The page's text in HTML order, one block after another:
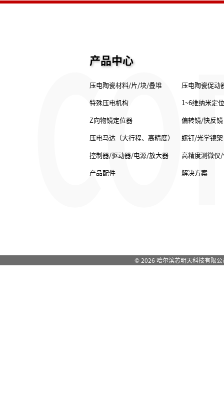
产品中心
压电陶瓷材料/片/块/叠堆
压电陶瓷促动
特殊压电机构
1~6维纳米定
Z向物镜定位器
偏转镜/快反镜
压电马达（大行程、高精度）
螺钉/光学镜架
控制器/驱动器/电源/放大器
高精度测微仪
产品配件
解决方案
© 2026 哈尔滨芯明天科技有限